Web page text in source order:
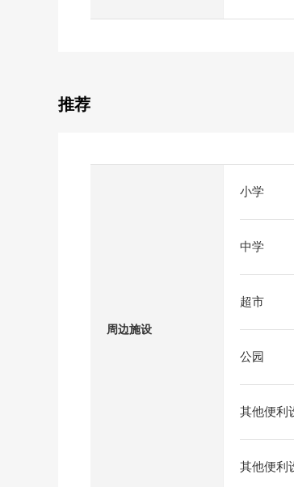
推荐
周边施设
小学
中学
超市
公园
其他便利
其他便利